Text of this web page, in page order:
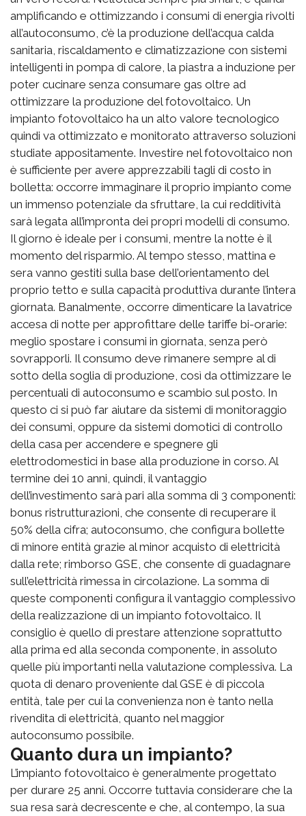
amplificando e ottimizzando i consumi di energia rivolti
all’autoconsumo, c’è la produzione dell’acqua calda
sanitaria, riscaldamento e climatizzazione con sistemi
intelligenti in pompa di calore, la piastra a induzione per
poter cucinare senza consumare gas oltre ad
ottimizzare la produzione del fotovoltaico. Un
impianto fotovoltaico ha un alto valore tecnologico
quindi va ottimizzato e monitorato attraverso soluzioni
studiate appositamente. Investire nel fotovoltaico non
è sufficiente per avere apprezzabili tagli di costo in
bolletta: occorre immaginare il proprio impianto come
un immenso potenziale da sfruttare, la cui redditività
sarà legata all’impronta dei propri modelli di consumo.
Il giorno è ideale per i consumi, mentre la notte è il
momento del risparmio. Al tempo stesso, mattina e
sera vanno gestiti sulla base dell’orientamento del
proprio tetto e sulla capacità produttiva durante l’intera
giornata. Banalmente, occorre dimenticare la lavatrice
accesa di notte per approfittare delle tariffe bi-orarie:
meglio spostare i consumi in giornata, senza però
sovrapporli. Il consumo deve rimanere sempre al di
sotto della soglia di produzione, così da ottimizzare le
percentuali di autoconsumo e scambio sul posto. In
questo ci si può far aiutare da sistemi di monitoraggio
dei consumi, oppure da sistemi domotici di controllo
della casa per accendere e spegnere gli
elettrodomestici in base alla produzione in corso. Al
termine dei 10 anni, quindi, il vantaggio
dell’investimento sarà pari alla somma di 3 componenti:
bonus ristrutturazioni, che consente di recuperare il
50% della cifra; autoconsumo, che configura bollette
di minore entità grazie al minor acquisto di elettricità
dalla rete; rimborso GSE, che consente di guadagnare
sull’elettricità rimessa in circolazione. La somma di
queste componenti configura il vantaggio complessivo
della realizzazione di un impianto fotovoltaico. Il
consiglio è quello di prestare attenzione soprattutto
alla prima ed alla seconda componente, in assoluto
quelle più importanti nella valutazione complessiva. La
quota di denaro proveniente dal GSE è di piccola
entità, tale per cui la convenienza non è tanto nella
rivendita di elettricità, quanto nel maggior
autoconsumo possibile.
Quanto dura un impianto?
L’impianto fotovoltaico è generalmente progettato
per durare 25 anni. Occorre tuttavia considerare che la
sua resa sarà decrescente e che, al contempo, la sua